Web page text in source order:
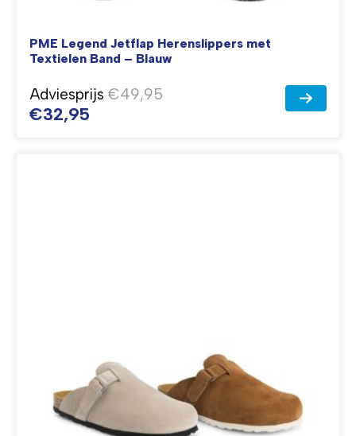
PME Legend Jetflap Herenslippers met
Textielen Band – Blauw
Adviesprijs €49,95
€32,95